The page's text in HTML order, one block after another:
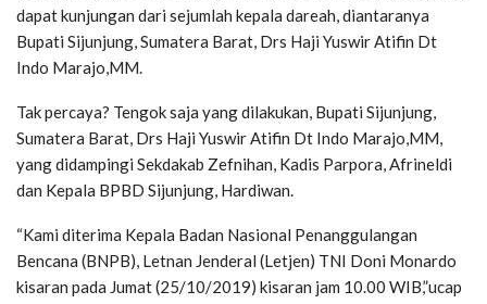
dapat kunjungan dari sejumlah kepala dareah, diantaranya
Bupati Sijunjung, Sumatera Barat, Drs Haji Yuswir Atifin Dt
Indo Marajo,MM.
Tak percaya? Tengok saja yang dilakukan, Bupati Sijunjung,
Sumatera Barat, Drs Haji Yuswir Atifin Dt Indo Marajo,MM,
yang didampingi Sekdakab Zefnihan, Kadis Parpora, Afrineldi
dan Kepala BPBD Sijunjung, Hardiwan.
“Kami diterima Kepala Badan Nasional Penanggulangan
Bencana (BNPB), Letnan Jenderal (Letjen) TNI Doni Monardo
kisaran pada Jumat (25/10/2019) kisaran jam 10.00 WIB,”ucap